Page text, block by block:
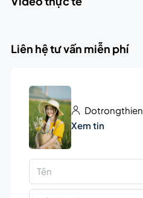
Liên hệ tư vấn miễn phí
Dotrongthien
Xem tin